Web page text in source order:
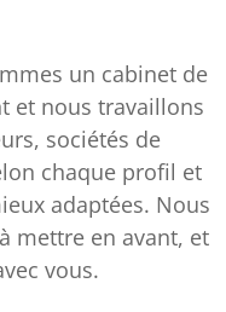
un cabinet de
et nous travaillons
sociétés de
chaque profil et
adaptées. Nous
mettre en avant, et
vous.